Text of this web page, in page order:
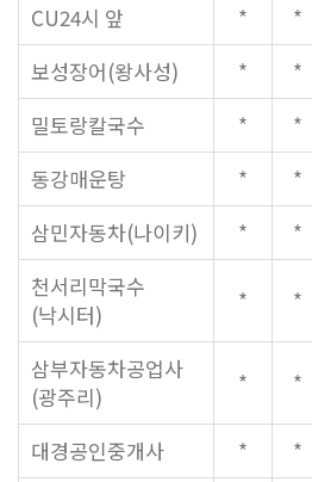
교육과 훈련
교회학교
영아부
유치부
유년부
초등부
청소년부
대원 어와나 클럽
청년부
대원 크리스천 아카데미
복지와 선교
CU24시 앞
* *
보성장어(왕사성)
* *
밀토랑칼국수
* *
동강매운탕
* *
삼민자동차(나이키)
* *
천서리막국수
(낙시터)
* *
삼부자동차공업사
(광주리)
* *
대경공인중개사 * *